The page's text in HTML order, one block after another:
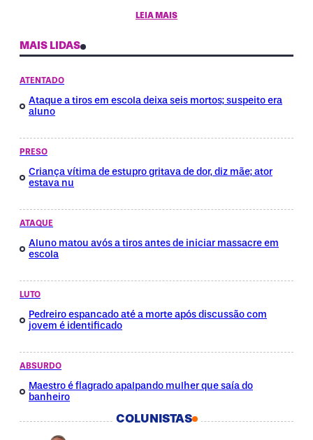
LEIA MAIS
MAIS LIDAS
ATENTADO
Ataque a tiros em escola deixa seis mortos; suspeito era
aluno
PRESO
Criança vítima de estupro gritava de dor, diz mãe; ator
estava nu
ATAQUE
Aluno matou avós a tiros antes de iniciar massacre em
escola
LUTO
Pedreiro espancado até a morte após discussão com
jovem é identificado
ABSURDO
Maestro é flagrado apalpando mulher que saía do
banheiro
COLUNISTAS